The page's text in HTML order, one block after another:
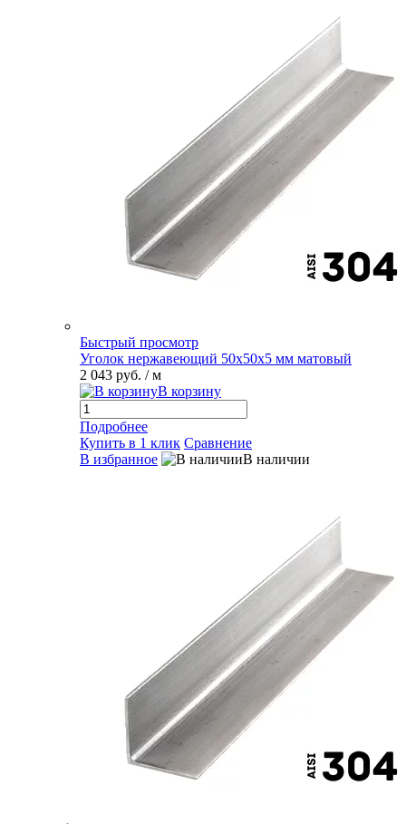
Быстрый просмотр
Уголок нержавеющий 50х50х5 мм матовый
2 043 руб. / м
В корзину
Подробнее
Купить в 1 клик Сравнение
В избранное
В наличии